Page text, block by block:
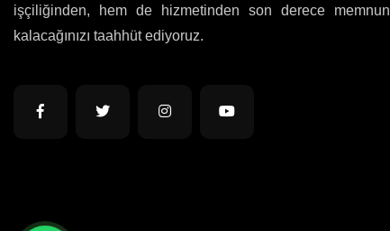
işçiliğinden, hem de hizmetinden son derece memnun
kalacağınızı taahhüt ediyoruz.